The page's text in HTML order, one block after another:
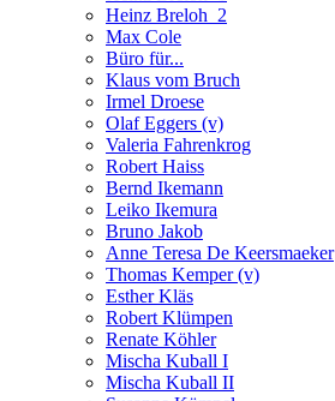
Heinz Breloh_2
Max Cole
Büro für...
Klaus vom Bruch
Irmel Droese
Olaf Eggers (v)
Valeria Fahrenkrog
Robert Haiss
Bernd Ikemann
Leiko Ikemura
Bruno Jakob
Anne Teresa De Keersmaeker
Thomas Kemper (v)
Esther Kläs
Robert Klümpen
Renate Köhler
Mischa Kuball I
Mischa Kuball II